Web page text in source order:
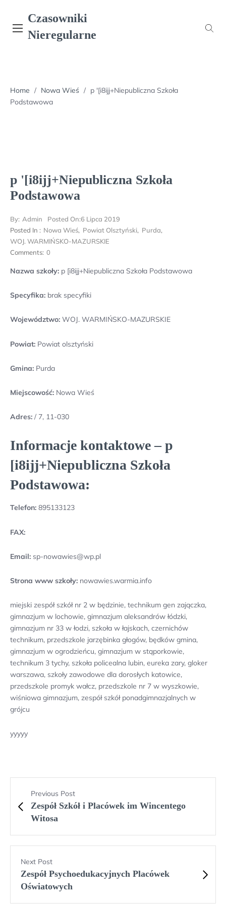
content
Czasowniki
Nieregularne
Home / Nowa Wieś / p '[i8ijj+Niepubliczna Szkoła
Podstawowa
p '[i8ijj+Niepubliczna Szkoła
Podstawowa
By: Admin Posted On:6 Lipca 2019
Posted In : Nowa Wieś, Powiat Olsztyński, Purda,
WOJ. WARMIŃSKO-MAZURSKIE
Comments: 0
Nazwa szkoły: p [i8ijj+Niepubliczna Szkoła Podstawowa
Specyfika: brak specyfiki
Województwo: WOJ. WARMIŃSKO-MAZURSKIE
Powiat: Powiat olsztyński
Gmina: Purda
Miejscowość: Nowa Wieś
Adres: / 7, 11-030
Informacje kontaktowe – p
[i8ijj+Niepubliczna Szkoła
Podstawowa:
Telefon: 895133123
FAX:
Email: sp-nowawies@wp.pl
Strona www szkoły: nowawies.warmia.info
miejski zespół szkół nr 2 w będzinie, technikum gen zajączka,
gimnazjum w lochowie, gimnazjum aleksandrów łódzki,
gimnazjum nr 33 w łodzi, szkoła w łajskach, czernichów
technikum, przedszkole jarzębinka głogów, będków gmina,
gimnazjum w ogrodzieńcu, gimnazjum w stąporkowie,
technikum 3 tychy, szkoła policealna lubin, eureka zary, gloker
warszawa, szkoły zawodowe dla dorosłych katowice,
przedszkole promyk wałcz, przedszkole nr 7 w wyszkowie,
wiśniowa gimnazjum, zespół szkół ponadgimnazjalnych w
grójcu
yyyyy
Previous Post
Zespół Szkół i Placówek im Wincentego
Witosa
Next Post
Zespół Psychoedukacyjnych Placówek
Oświatowych